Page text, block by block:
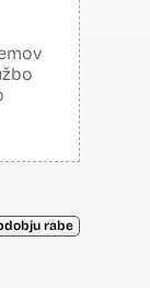
rabe